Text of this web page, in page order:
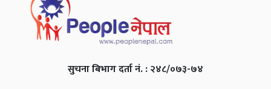
सुचना बिभाग दर्ता नं. : २४८/०७३-७४